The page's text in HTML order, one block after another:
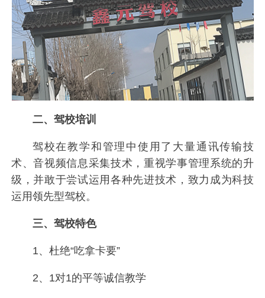
二、驾校培训
驾校在教学和管理中使用了大量通讯传输技
术、音视频信息采集技术，重视学事管理系统的升
级，并敢于尝试运用各种先进技术，致力成为科技
运用领先型驾校。
三、驾校特色
1、杜绝“吃拿卡要”
2、1对1的平等诚信教学